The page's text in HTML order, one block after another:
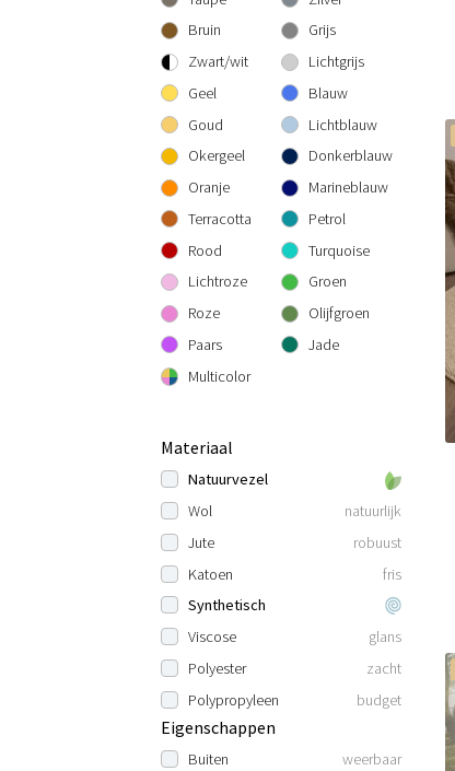
300 cm rond
300x300 cm
160x230 cm
200x290 cm
240x340 cm
300x400 cm
Bruin
Zwart/wit
Geel
Goud
Okergeel
Oranje
Terracotta
Rood
Lichtroze
Roze
Paars
Multicolor
Grijs
Lichtgrijs
Blauw
Lichtblauw
Donkerblauw
Marineblauw
Petrol
Turquoise
Groen
Olijfgroen
Jade
Materiaal
Natuurvezel
Wol
natuurlijk
Jute
robuust
Katoen
fris
Synthetisch
Viscose
glans
Polyester
zacht
Polypropyleen
budget
Eigenschappen
Buiten
weerbaar